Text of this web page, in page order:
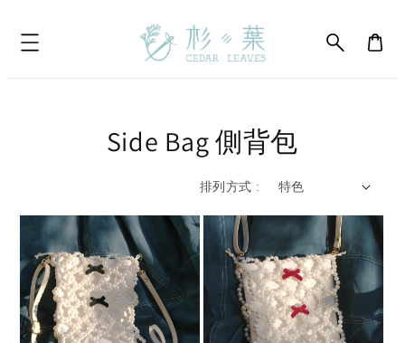
Side Bag 側背包
排列方式 :